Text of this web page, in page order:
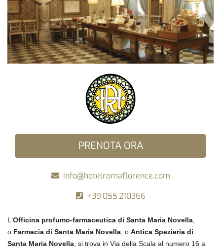
PRENOTA ORA
info@hotelromaflorence.com
+39.055.210366
L'Officina profumo-farmaceutica di Santa Maria Novella
o Farmacia di Santa Maria Novella , o Antica Spezieria di
Santa Maria Novella , si trova in Via della Scala al numero 16 a